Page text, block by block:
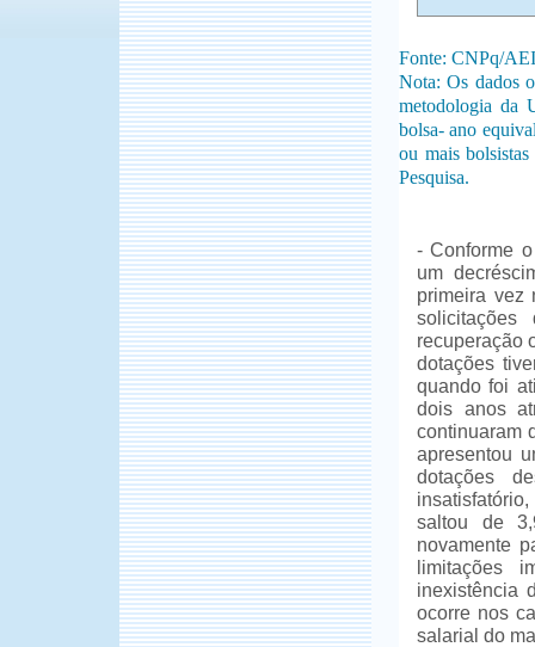
Fonte: CNPq/AEI
Nota: Os dados
metodologia da
bolsa- ano
ou mais
Pesquisa.
- Conforme
um
primeira vez
recuperação
dotações
quando foi
dois anos
continuaram
apresentou
dotações
saltou de
novamente
limitações
inexistência
ocorre nos
salarial do